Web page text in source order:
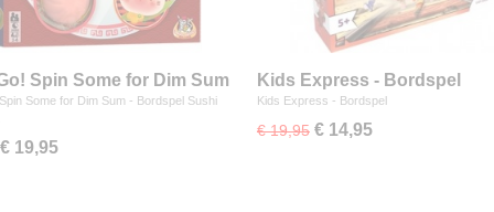
Spin Some for Dim Sum
Some for Dim Sum - Bordspel Sushi
€ 19,95
Kids Express - Bordspel
Kids Express - Bordspel
€ 19,95 € 14,95